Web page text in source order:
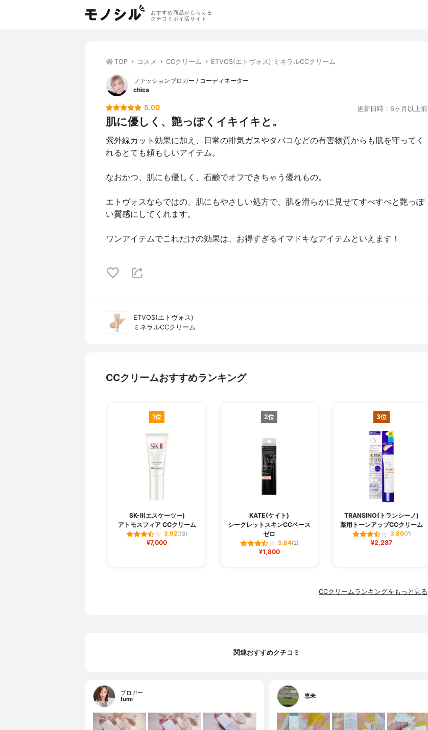
おすすめ商品がもらえる
クチコミポイ活サイト
TOP コスメ CCクリーム ETVOS(エトヴォス) ミネラルCCクリーム
ファッションブロガー / コーディネーター
chica
5.00 更新日時：6ヶ月以上前
肌に優しく、艶っぽくイキイキと。
紫外線カット効果に加え、日常の排気ガスやタバコなどの有害物質からも肌を守ってく
れるとても頼もしいアイテム。
なおかつ、肌にも優しく、石鹸でオフできちゃう優れもの。
エトヴォスならではの、肌にもやさしい処方で、肌を滑らかに見せてすべすべと艶っぽ
い質感にしてくれます。
ワンアイテムでこれだけの効果は、お得すぎるイマドキなアイテムといえます！
ETVOS(エトヴォス)
ミネラルCCクリーム
CCクリームおすすめランキング
1位
SK-II(エスケーツー)
アトモスフィア CCクリーム
3.92(13)
¥7,000
2位
KATE(ケイト)
シークレットスキンCCベース
ゼロ
3.84(2)
¥1,800
3位
TRANSINO(トランシーノ)
薬用トーンアップCCクリーム
3.80(7)
¥2,287
CCクリームランキングをもっと見る
関連おすすめクチコミ
ブロガー
fumi
恵未